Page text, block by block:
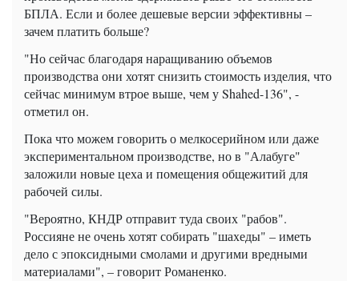
БПЛА. Если и более дешевые версии эффективны –
зачем платить больше?
"Но сейчас благодаря наращиванию объемов
производства они хотят снизить стоимость изделия, что
сейчас минимум втрое выше, чем у Shahed-136", -
отметил он.
Пока что можем говорить о мелкосерийном или даже
экспериментальном производстве, но в "Алабуге"
заложили новые цеха и помещения общежитий для
рабочей силы.
"Вероятно, КНДР отправит туда своих "рабов".
Россияне не очень хотят собирать "шахеды" – иметь
дело с эпоксидными смолами и другими вредными
материалами", – говорит Романенко.